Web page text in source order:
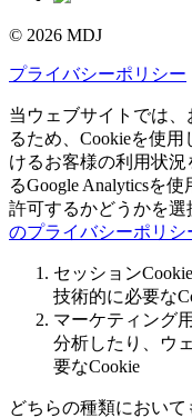
© 2026 MDJ
プライバシーポリシー
当ウェブサイトでは
るため、Cookieを使
けるお客様の利用状況
るGoogle Analyticsを
許可するかどうかを選
のプライバシーポリシ
セッション
技術的に必要な
マーケティング
分析したり、ウ
要なCookie
どちらの種類におい